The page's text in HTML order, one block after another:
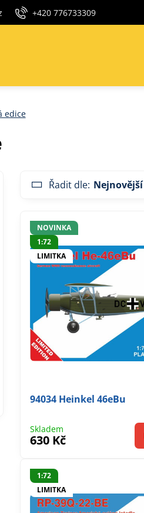
+420 776733309
edice
Řadit dle: Nejnovější
NOVINKA
1:72
LIMITKA
94034 Heinkel 46eBu
Skladem
630 Kč
1:72
LIMITKA